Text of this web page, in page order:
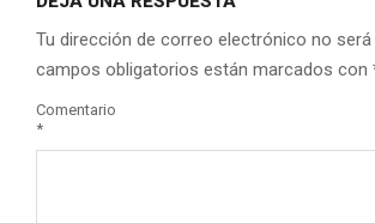
Tu dirección de correo electrónico no será
campos obligatorios están marcados con
Comentario
*